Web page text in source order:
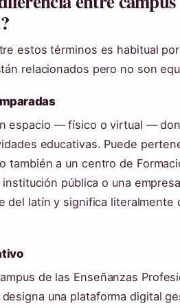
estos términos es habitual
relacionados pero no son
espacio — físico o virtual —
educativas. Puede
también a un centro de
pública o una
del latín y significa literalmente
de las Enseñanzas
una plataforma digital